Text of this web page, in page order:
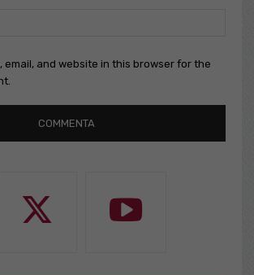
email, and website in this browser for the